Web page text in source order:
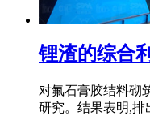
锂渣的综合
对氟石膏胶结料砌
研究。结果表明,排